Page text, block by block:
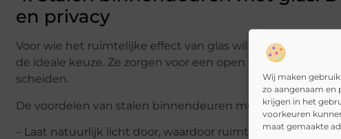
Wij maken
zo aangenaam en
krijgen in het
voorkeuren
maat gemaakte
en privacy
Voor wie het ruimtelijke effect van glas wil combineren
de ideale keuze. Ze zorgen voor een open en lichte sfeer,
scheiden.
De voordelen van stalen binnendeuren met glas:
– Laat natuurlijk licht door, waardoor ruimtes groter lijken